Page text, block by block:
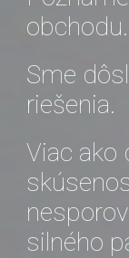
obchodu.
Sme
riešenia.
Viac ako
silného